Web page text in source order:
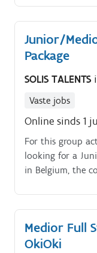
van de
je documenten
onderneemt.
Junior/
Package
SOLIS TALENTS
Vaste jobs
Online sinds 1
For this group
looking for a
in Belgium, the
with an
of finding the
quality of service
Medior Full
OkiOki